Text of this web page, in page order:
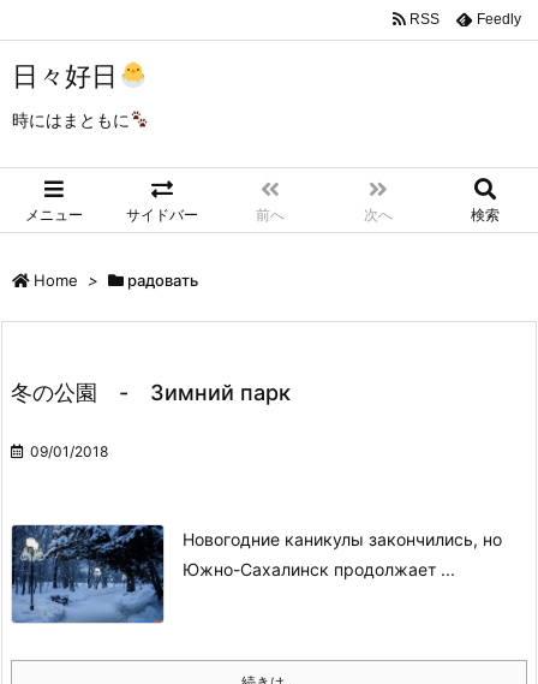
日々好日
時にはまともに
メニュー サイドバー 前へ 次へ 検索
RSS Feedly
Home > радовать
冬の公園 - Зимний парк
09/01/2018
Новогодние каникулы закончились, но
Южно-Сахалинск продолжает ...